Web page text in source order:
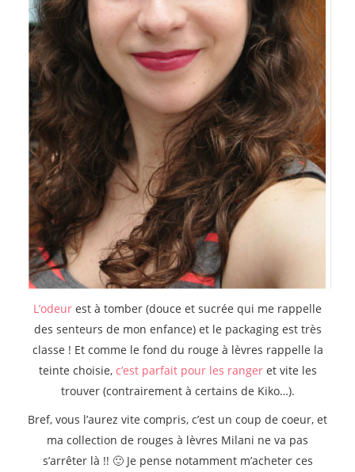
L’odeur est à tomber (douce et sucrée qui me rappelle
des senteurs de mon enfance) et le packaging est très
classe ! Et comme le fond du rouge à lèvres rappelle la
teinte choisie, c’est parfait pour les rangeret vite les
trouver (contrairement à certains de Kiko…).
Bref, vous l’aurez vite compris, c’est un coup de coeur, et
ma collection de rouges à lèvres Milani ne va pas
s’arrêter là !! 🙂 Je pense notamment m’acheter ces